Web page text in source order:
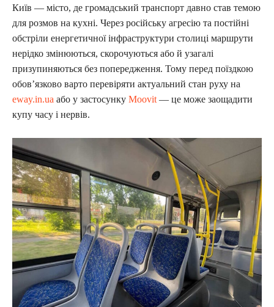
Київ — місто, де громадський транспорт давно став темою
для розмов на кухні. Через російську агресію та постійні
обстріли енергетичної інфраструктури столиці маршрути
нерідко змінюються, скорочуються або й узагалі
призупиняються без попередження. Тому перед поїздкою
обов’язково варто перевіряти актуальний стан руху на
eway.in.ua або у застосунку Moovit — це може заощадити
купу часу і нервів.